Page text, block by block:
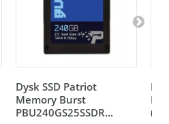
Dysk SSD Patriot
Memory Burst
PBU240GS25SSDR...